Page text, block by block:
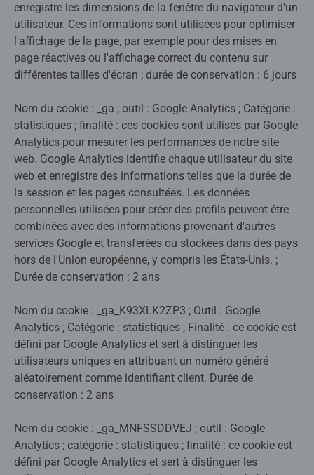
enregistre les dimensions de la fenêtre du navigateur d'un
utilisateur. Ces informations sont utilisées pour optimiser
l'affichage de la page, par exemple pour des mises en
page réactives ou l'affichage correct du contenu sur
différentes tailles d'écran ; durée de conservation : 6 jours
Nom du cookie : _ga ; outil : Google Analytics ; Catégorie :
statistiques ; finalité : ces cookies sont utilisés par Google
Analytics pour mesurer les performances de notre site
web. Google Analytics identifie chaque utilisateur du site
web et enregistre des informations telles que la durée de
la session et les pages consultées. Les données
personnelles utilisées pour créer des profils peuvent être
combinées avec des informations provenant d'autres
services Google et transférées ou stockées dans des pays
hors de l'Union européenne, y compris les États-Unis. ;
Durée de conservation : 2 ans
Nom du cookie : _ga_K93XLK2ZP3 ; Outil : Google
Analytics ; Catégorie : statistiques ; Finalité : ce cookie est
défini par Google Analytics et sert à distinguer les
utilisateurs uniques en attribuant un numéro généré
aléatoirement comme identifiant client. Durée de
conservation : 2 ans
Nom du cookie : _ga_MNFSSDDVEJ ; outil : Google
Analytics ; catégorie : statistiques ; finalité : ce cookie est
défini par Google Analytics et sert à distinguer les